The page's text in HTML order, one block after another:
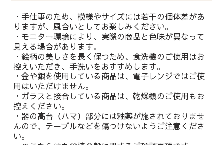
・手仕事のため、模様やサイズには若干の個体差があ
りますが、風合いとしてお楽しみください。
・モニター環境により、実際の商品と色味が異なって
見える場合があります。
・絵柄の美しさを長く保つため、食洗機のご使用はお
控えいただき、手洗いをおすすめします。
・金や銀を使用している商品は、電子レンジではご使
用はいただけません。
・ガラスと接合している商品は、乾燥機のご使用もお
控えください。
・器の高台（ハマ）部分には釉薬が施されておりませ
んので、テーブルなどを傷つけないようご注意くださ
い。